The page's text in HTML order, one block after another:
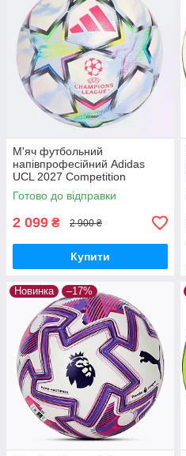
М'яч футбольний
напівпрофесійний Adidas
UCL 2027 Competition
KE9766 (розмір 5)
Готово до відправки
2 099 ₴ 2 900 ₴
Купити
Новинка –17%